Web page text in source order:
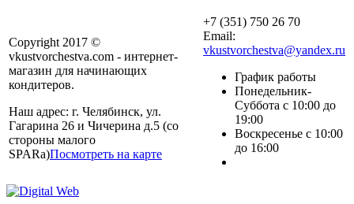
Copyright 2017 ©
vkustvorchestva.com - интернет-
магазин для начинающих
кондитеров.
Наш адрес: г. Челябинск, ул.
Гагарина 26 и Чичерина д.5 (со
стороны малого
SPARa)Посмотреть на карте
+7 (351) 750 26 70
Email:
vkustvorchestva@yandex.ru
График работы
Понедельник-
Суббота с 10:00 до
19:00
Воскресенье с 10:00
до 16:00